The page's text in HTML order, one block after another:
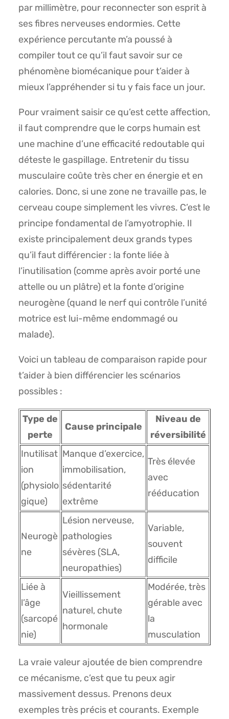
par millimètre, pour reconnecter son esprit à
ses fibres nerveuses endormies. Cette
expérience percutante m’a poussé à
compiler tout ce qu’il faut savoir sur ce
phénomène biomécanique pour t’aider à
mieux l’appréhender si tu y fais face un jour.
Pour vraiment saisir ce qu’est cette affection,
il faut comprendre que le corps humain est
une machine d’une efficacité redoutable qui
déteste le gaspillage. Entretenir du tissu
musculaire coûte très cher en énergie et en
calories. Donc, si une zone ne travaille pas, le
cerveau coupe simplement les vivres. C’est le
principe fondamental de l’amyotrophie. Il
existe principalement deux grands types
qu’il faut différencier : la fonte liée à
l’inutilisation (comme après avoir porté une
attelle ou un plâtre) et la fonte d’origine
neurogène (quand le nerf qui contrôle l’unité
motrice est lui-même endommagé ou
malade).
Voici un tableau de comparaison rapide pour
t’aider à bien différencier les scénarios
possibles :
Type de
perte
Cause principale
Niveau de
réversibilité
Inutilisat
ion
(physiolo
gique)
Manque d’exercice,
immobilisation,
sédentarité
extrême
Très élevée
avec
rééducation
Neurogè
ne
Lésion nerveuse,
pathologies
sévères (SLA,
neuropathies)
Variable,
souvent
difficile
Liée à
l’âge
(sarcopé
nie)
Vieillissement
naturel, chute
hormonale
Modérée, très
gérable avec
la
musculation
La vraie valeur ajoutée de bien comprendre
ce mécanisme, c’est que tu peux agir
massivement dessus. Prenons deux
exemples très précis et courants. Exemple